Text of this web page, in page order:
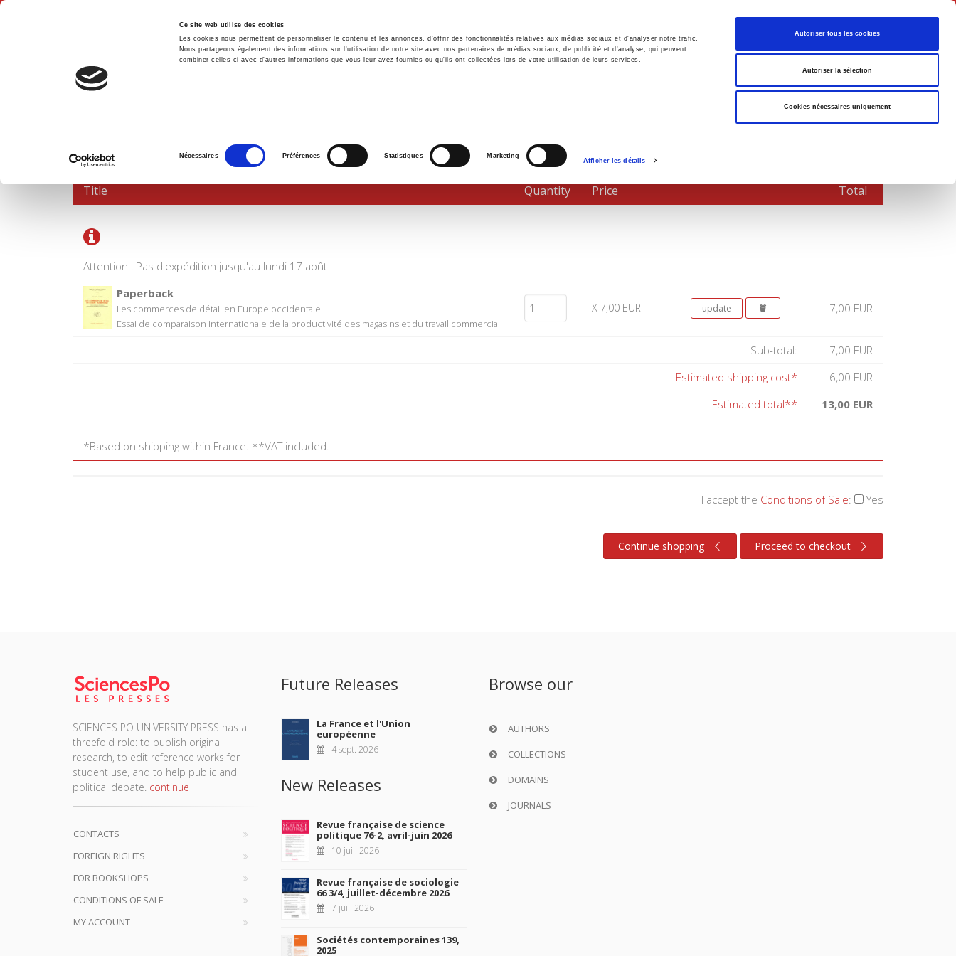
Ce site web utilise des cookies
Les cookies nous permettent de personnaliser le contenu et les annonces, d'offrir des fonctionnalités relatives aux médias sociaux et d'analyser notre trafic.
Nous partageons également des informations sur l'utilisation de notre site avec nos partenaires de médias sociaux, de publicité et d'analyse, qui peuvent
combiner celles-ci avec d'autres informations que vous leur avez fournies ou qu'ils ont collectées lors de votre utilisation de leurs services.
consentement
Nécessaires Préférences Statistiques Marketing
Afficher les détails
Autoriser tous les cookies
Autoriser la sélection
Cookies nécessaires uniquement
English
Home Environment History International Politics
SHOPPING CART
Attention ! Pas d'expédition jusqu'au lundi 17 août
Title Quantity Price Total
Paperback
Les commerces de détail en Europe occidentale
Essai de comparaison internationale de la productivité des magasins et du travail commercial
X 7,00 EUR = 7,00 EUR
Sub-total:
7,00 EUR
Estimated shipping cost*
6,00 EUR
Estimated total**
13,00 EUR
*Based on shipping within France. **VAT included.
I accept the Conditions of Sale: Yes
Continue shopping Proceed to checkout
SCIENCES PO UNIVERSITY PRESS has a
threefold role: to publish original
research, to edit reference works for
student use, and to help public and
political debate. continue
CONTACTS
FOREIGN RIGHTS
FOR BOOKSHOPS
CONDITIONS OF SALE
MY ACCOUNT
Future Releases
La France et l'Union
européenne
4 sept. 2026
New Releases
Revue française de science
politique 76-2, avril-juin 2026
10 juil. 2026
Revue française de sociologie
66 3/4, juillet-décembre 2026
7 juil. 2026
Sociétés contemporaines 139,
2025
Browse our
AUTHORS
COLLECTIONS
DOMAINS
JOURNALS